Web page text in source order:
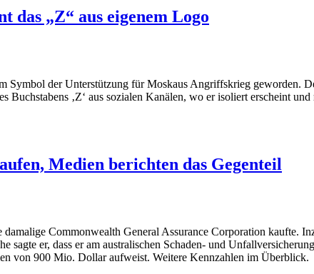
das „Z“ aus eigenem Logo
Symbol der Unterstützung für Moskaus Angriffskrieg geworden.
‚Z‘ aus sozialen Kanälen, wo er isoliert erscheint
Medien berichten das Gegenteil
Commonwealth General Assurance Corporation kaufte.
er, dass er am australischen Schaden- und
von 900 Mio. Dollar aufweist. Weitere Kennzahlen im Überblick.